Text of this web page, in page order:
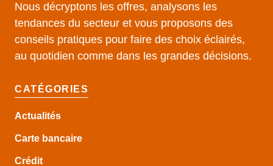
Nous décryptons les offres, analysons les
tendances du secteur et vous proposons des
conseils pratiques pour faire des choix éclairés,
au quotidien comme dans les grandes décisions.
CATÉGORIES
Actualités
Carte bancaire
Crédit